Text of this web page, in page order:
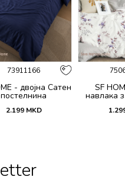
73911166
- двојна Сатен
постелнина
2.199 MKD
SF
навлака